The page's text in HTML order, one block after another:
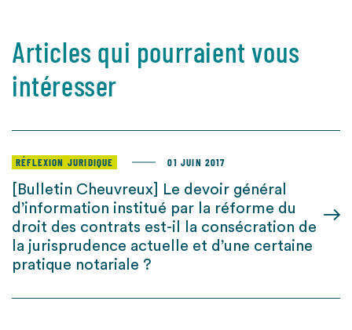
Articles qui pourraient vous
intéresser
RÉFLEXION JURIDIQUE 01 JUIN 2017
[Bulletin Cheuvreux] Le devoir général
d’information institué par la réforme du
droit des contrats est-il la consécration de
la jurisprudence actuelle et d’une certaine
pratique notariale ?